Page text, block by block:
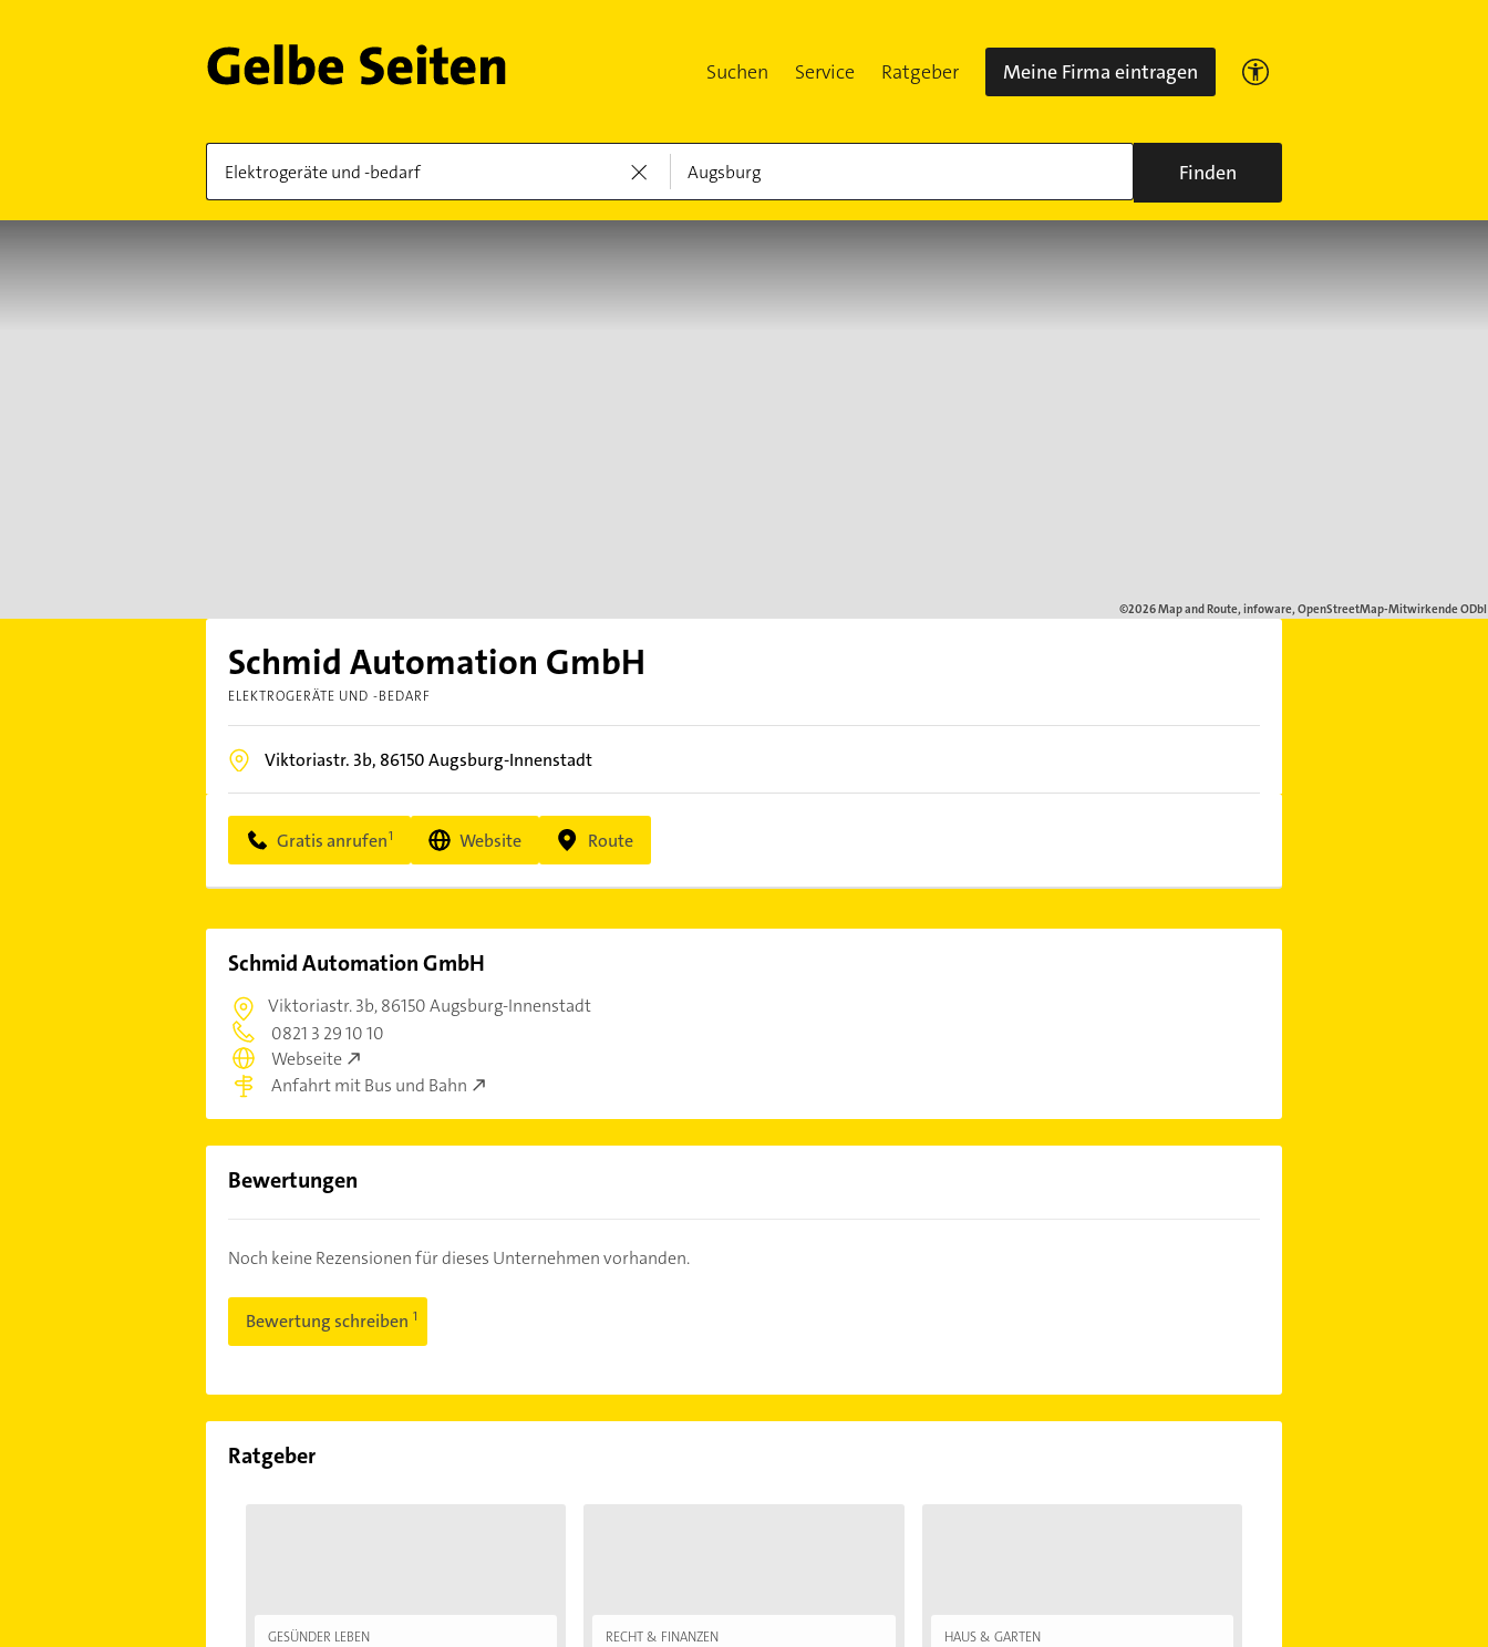
Suchen Service Ratgeber Meine Firma eintragen
Finden
Schmid Automation GmbH
ELEKTROGERÄTE UND -BEDARF
Viktoriastr. 3b, 86150Augsburg-Innenstadt
Gratis anrufen Website Route
Schmid Automation GmbH
Viktoriastr. 3b,86150 Augsburg-Innenstadt
0821 3 29 10 10
Webseite
Anfahrt mit Bus und Bahn
Bewertungen
Noch keine Rezensionen für dieses Unternehmen vorhanden.
Bewertung schreiben
Ratgeber
GESÜNDER LEBEN RECHT & FINANZEN HAUS & GARTEN